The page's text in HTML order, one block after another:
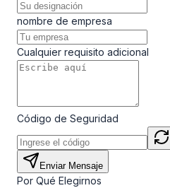
nombre de empresa
Cualquier requisito adicional
Código de Seguridad
Enviar Mensaje
Por Qué Elegirnos